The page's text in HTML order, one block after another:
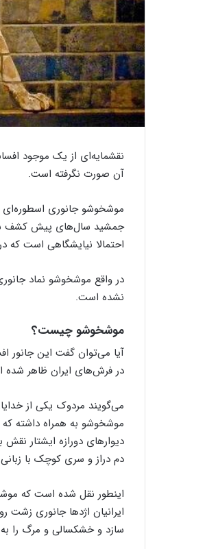
نقشمایه‌ای از یک موجود
آن صورت نگرفته است.
موشخوشو جانوری اسطوره‌ای
جمشید سال‌های پیش کشف شد
احتمالا نیایشگاهی است که
در واقع موشخوشو نماد
نشده است.
موشخوشو چیست؟
آیا می‌توان گفت این جانور
در فرش‌های ایران ظاهر
می‌گویند مردوک یکی از
دیوارهای دورازه ایشتار
دم دراز و سری کوچک با
اینطور نقل شده است که
ایرانیان اژدها جانوری
سازد و خشکسالی و مرگ را به
گ
ذ
ر
ی
ب
ر
ک
ا
ر
ا
ا
ی
ق
ی
ا
ر
ک
ا
ن
20 سپتامبر 2020